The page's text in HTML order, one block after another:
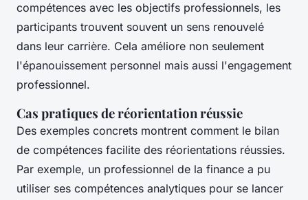
compétences avec les objectifs professionnels, les
participants trouvent souvent un sens renouvelé
dans leur carrière. Cela améliore non seulement
l'épanouissement personnel mais aussi l'engagement
professionnel.
Cas pratiques de réorientation réussie
Des exemples concrets montrent comment le bilan
de compétences facilite des réorientations réussies.
Par exemple, un professionnel de la finance a pu
utiliser ses compétences analytiques pour se lancer